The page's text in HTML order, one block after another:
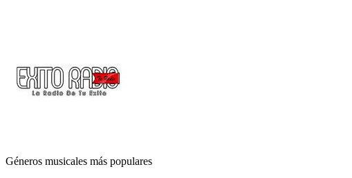
Géneros musicales más populares